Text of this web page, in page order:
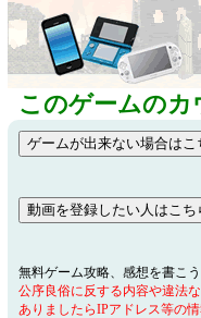
このゲームのカ
無料ゲーム攻略、感想を書こ
公序良俗に反する内容や違法
ありましたらIPアドレス等の